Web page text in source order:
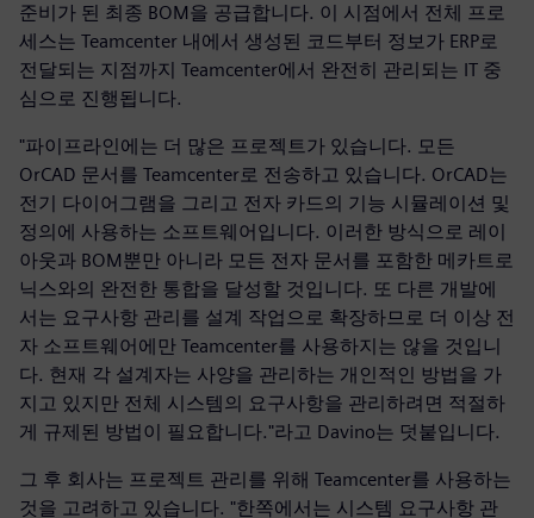
준비가 된 최종 BOM을 공급합니다. 이 시점에서 전체 프로
세스는 Teamcenter 내에서 생성된 코드부터 정보가 ERP로
전달되는 지점까지 Teamcenter에서 완전히 관리되는 IT 중
심으로 진행됩니다.
"파이프라인에는 더 많은 프로젝트가 있습니다. 모든
OrCAD 문서를 Teamcenter로 전송하고 있습니다. OrCAD는
전기 다이어그램을 그리고 전자 카드의 기능 시뮬레이션 및
정의에 사용하는 소프트웨어입니다. 이러한 방식으로 레이
아웃과 BOM뿐만 아니라 모든 전자 문서를 포함한 메카트로
닉스와의 완전한 통합을 달성할 것입니다. 또 다른 개발에
서는 요구사항 관리를 설계 작업으로 확장하므로 더 이상 전
자 소프트웨어에만 Teamcenter를 사용하지는 않을 것입니
다. 현재 각 설계자는 사양을 관리하는 개인적인 방법을 가
지고 있지만 전체 시스템의 요구사항을 관리하려면 적절하
게 규제된 방법이 필요합니다."라고 Davino는 덧붙입니다.
그 후 회사는 프로젝트 관리를 위해 Teamcenter를 사용하는
것을 고려하고 있습니다. "한쪽에서는 시스템 요구사항 관